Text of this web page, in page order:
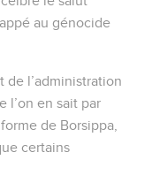
au génocide
de l’administration
l’on en sait par
de Borsippa,
certains